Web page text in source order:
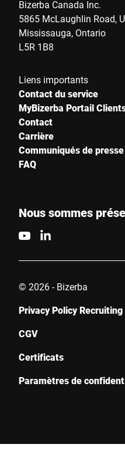
Bizerba Canada Inc.
5865 McLaughlin Road,
Mississauga, Ontario
L5R 1B8
Liens importants
Contact du service
MyBizerba Portail
Contact
Carrière
Communiqués de presse
FAQ
Nous sommes
© 2026 - Bizerba
Privacy Policy Recruiting
CGV
Certificats
Paramètres de